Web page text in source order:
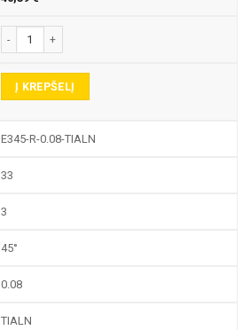
produkto kiekis: E345-R GRAVIRAVIMO FREZA
Į KREPŠELĮ
E345-R-0.08-TIALN
33
3
45°
0.08
TIALN